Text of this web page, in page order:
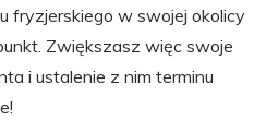
fryzjerskiego w swojej okolicy
Zwiększasz więc swoje
i ustalenie z nim terminu